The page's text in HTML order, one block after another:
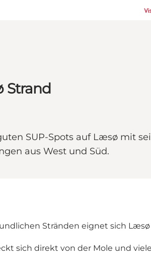
Strand
SUP-Spots auf Læsø mit
aus West und Süd.
Stränden eignet sich
sich direkt von der Mole und